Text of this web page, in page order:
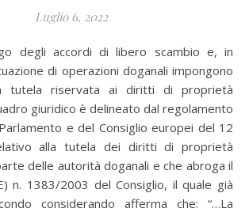
Luglio 6, 2022
di operazioni doganali impongono
tutela riservata ai diritti di proprietà
giuridico è delineato dal regolamento
e del Consiglio europei del 12
alla tutela dei diritti di proprietà
delle autorità doganali e che abroga il
n. 1383/2003 del Consiglio, il quale già
considerando afferma che: “…La